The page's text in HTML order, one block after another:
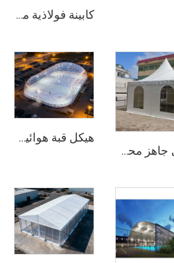
كابينة فولاذية متنقِّلة معبَّأة بشكل مسطّح | حاوية قابلة للطي بمقاس 20 قدمًا وتُركَّب بسرعة لمكتب متنقِّل وسكن موقع العمل
مأوى جاهز محمول لمواقع المعارض | خيمة قابلة للنقل وتجميع سريع بإطار من أنابيب الألومنيوم لمعارض التجارة
هيكل قبة هوائية فعّالة من حيث استهلاك الطاقة | غلاف احترافي لمنشآت رياضية تعمل في جميع الأحوال الجوية